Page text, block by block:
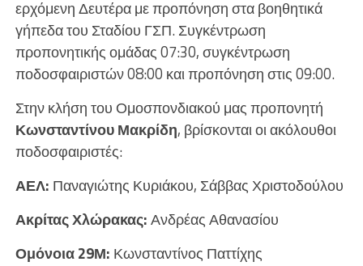
ερχόμενη Δευτέρα με προπόνηση στα βοηθητικά
γήπεδα του Σταδίου ΓΣΠ. Συγκέντρωση
προπονητικής ομάδας 07:30, συγκέντρωση
ποδοσφαιριστών 08:00 και προπόνηση στις 09:00.
Στην κλήση του Ομοσπονδιακού μας προπονητή
Κωνσταντίνου Μακρίδη, βρίσκονται οι ακόλουθοι
ποδοσφαιριστές:
ΑΕΛ: Παναγιώτης Κυριάκου, Σάββας Χριστοδούλου
Ακρίτας Χλώρακας:Ανδρέας Αθανασίου
Ομόνοια 29Μ: Κωνσταντίνος Παττίχης